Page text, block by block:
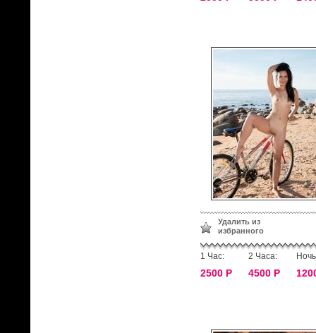
Удалить из
избранного
1 Час:
2500 Р
2 Часа:
4500 Р